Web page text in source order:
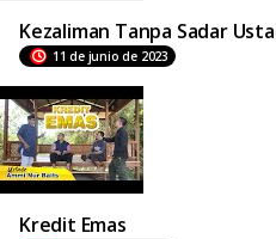
Kezaliman Tanpa Sadar
11 de junio de 2023
Kredit Emas